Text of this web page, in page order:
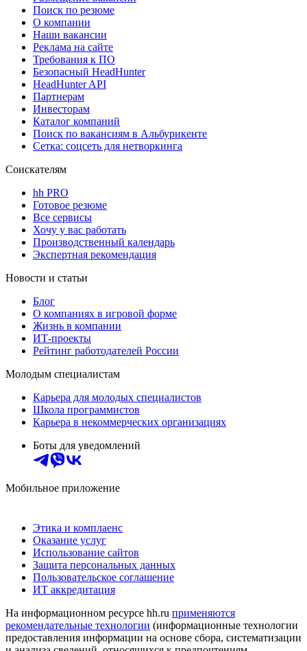
Поиск по резюме
О компании
Наши вакансии
Реклама на сайте
Требования к ПО
Безопасный HeadHunter
HeadHunter API
Партнерам
Инвесторам
Каталог компаний
Поиск по вакансиям в Альбурикенте
Сетка: соцсеть для нетворкинга
Соискателям
hh PRO
Готовое резюме
Все сервисы
Хочу у вас работать
Производственный календарь
Экспертная рекомендация
Новости и статьи
Блог
О компаниях в игровой форме
Жизнь в компании
ИТ-проекты
Рейтинг работодателей России
Молодым специалистам
Карьера для молодых специалистов
Школа программистов
Карьера в некоммерческих организациях
Боты для уведомлений
Мобильное приложение
Этика и комплаенс
Оказание услуг
Использование сайтов
Защита персональных данных
Пользовательское соглашение
ИТ аккредитация
На информационном ресурсе hh.ru применяются
рекомендательные технологии (информационные технологии
предоставления информации на основе сбора, систематизации